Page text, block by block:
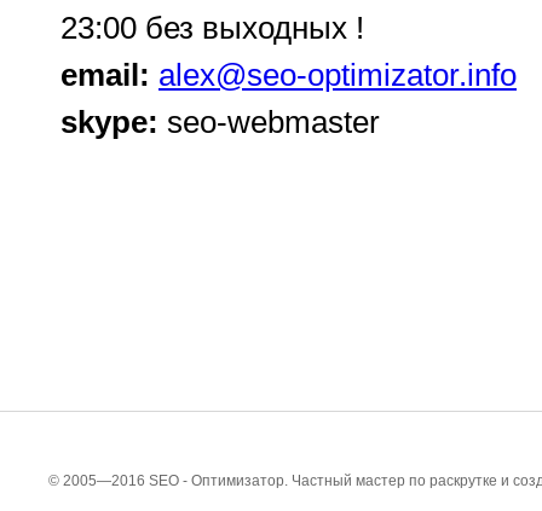
23:00 без выходных !
email: alex@seo-optimizator.info
skype: seo-webmaster
© 2005—2016 SEO - Оптимизатор. Частный мастер по раскрутке и